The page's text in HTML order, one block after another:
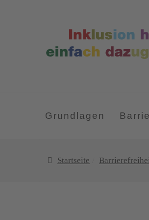
Grundlagen
Startseite